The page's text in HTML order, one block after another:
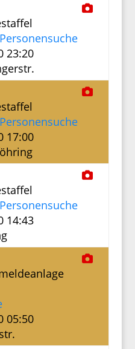
Personensuche
23:20
Personensuche
17:00
Personensuche
14:43
05:50